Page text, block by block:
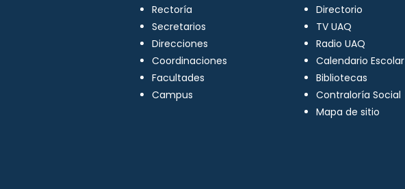
Rectoría
Secretarios
Direcciones
Coordinaciones
Facultades
Campus
Directorio
TV UAQ
Radio UAQ
Calendario Escolar
Bibliotecas
Contraloría Social
Mapa de sitio